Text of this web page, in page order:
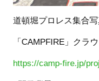
道頓堀プロレス集合
「CAMPFIRE」クラ
https://camp-fire.jp/